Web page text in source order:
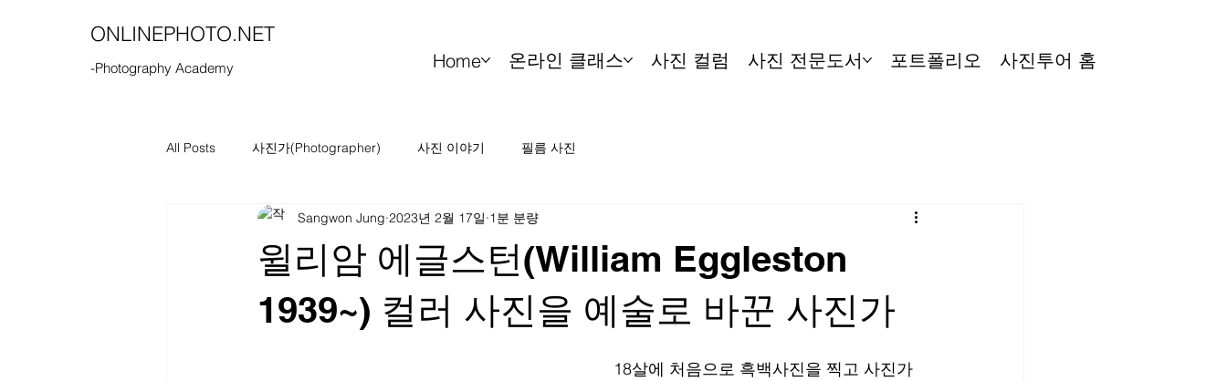
ONLINEPHOTO.NET
-Photography Academy Home 온라인 클래스 사진 컬럼 사진 전문도서 포트폴리오 사진투어 홈
All Posts 사진가(Photographer) 사진 이야기 필름 사진
윌리암 에글스턴(William Eggleston
1939~) 컬러 사진을 예술로 바꾼 사진가
Sangwon Jung 2023년 2월 17일 1분 분량
18살에 처음으로 흑백사진을 찍고 사진가